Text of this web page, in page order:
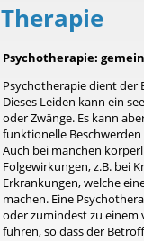
Therapie
Psychotherapie:
Psychotherapie dient der
Dieses Leiden kann ein
oder Zwänge. Es kann
funktionelle Beschwerden
Auch bei manchen
Folgewirkungen, z.B. bei
Erkrankungen, welche
machen. Eine
oder zumindest zu einem
führen, so dass der